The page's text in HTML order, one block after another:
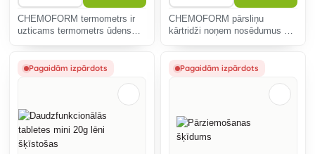
CHEMOFORM termometrs ir
uzticams termometrs ūdens
CHEMOFORM pārsliņu
kārtridži noņem nosēdumus no
Pagaidām izpārdots Pagaidām izpārdots